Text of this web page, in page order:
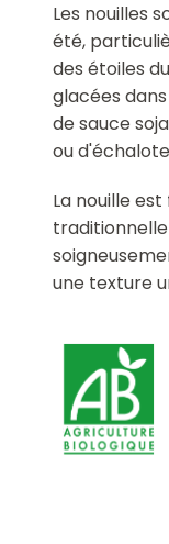
Les nouilles
été,
des étoiles
glacées
de sauce
ou
La nouille
une texture